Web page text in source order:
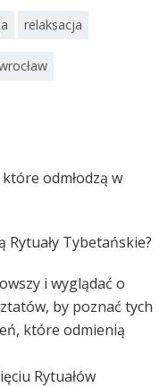
relaksacja
odmło­dzą w
Rytuały Tybetańskie?
i wyglądać o
by poznać tych
które odmienią
Rytuałów